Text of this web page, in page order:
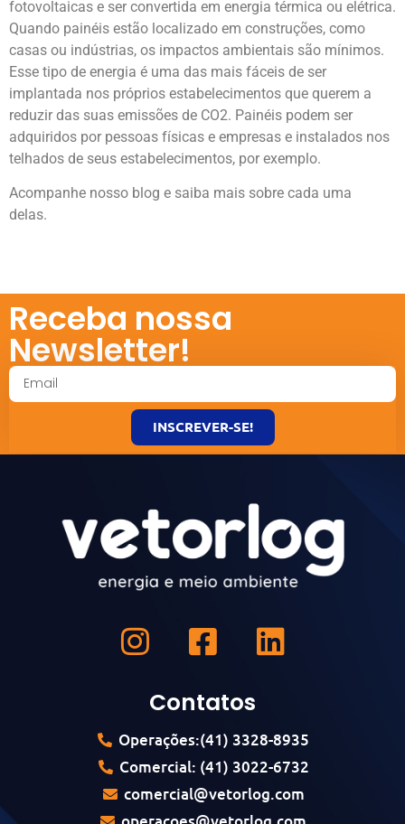
fotovoltaicas e ser convertida em energia térmica ou elétrica.
Quando painéis estão localizado em construções, como
casas ou indústrias, os impactos ambientais são mínimos.
Esse tipo de energia é uma das mais fáceis de ser
implantada nos próprios estabelecimentos que querem a
reduzir das suas emissões de CO2. Painéis podem ser
adquiridos por pessoas físicas e empresas e instalados nos
telhados de seus estabelecimentos, por exemplo.
Acompanhe nosso blog e saiba mais sobre cada uma
delas.
Receba nossa
Newsletter!
INSCREVER-SE!
Contatos
Operações:(41) 3328-8935
Comercial: (41) 3022-6732
comercial@vetorlog.com